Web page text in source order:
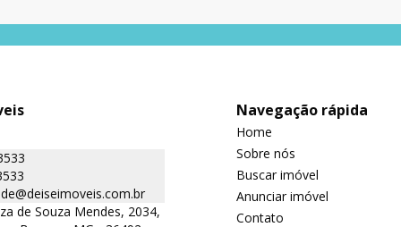
de Souza Mendes, 2034,
Navegação rápida
Home
Sobre nós
Buscar imóvel
Anunciar imóvel
Contato